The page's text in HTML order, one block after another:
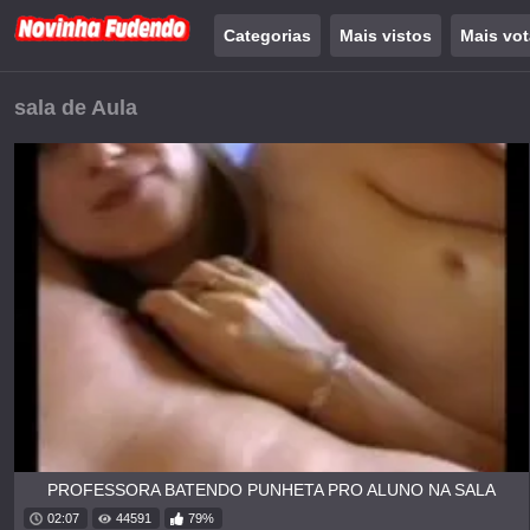
Categorias Mais vistos Mais
sala de Aula
PROFESSORA BATENDO PUNHETA PRO ALUNO NA SALA
02:07 44591 79%